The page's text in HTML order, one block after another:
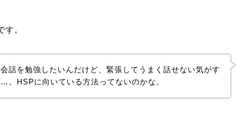
す。
話を勉強したいんだけど、緊張してうまく話せない気がす
…。HSPに向いている方法ってないのかな。